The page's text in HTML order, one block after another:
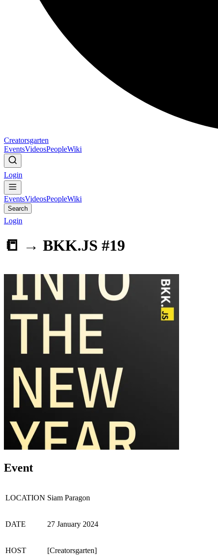
Creatorsgarten
EventsVideosPeopleWiki
Login
EventsVideosPeopleWiki
Search
Login
📒 → BKK.JS #19
Event
LOCATION Siam Paragon
DATE 27 January 2024
HOST [Creatorsgarten]